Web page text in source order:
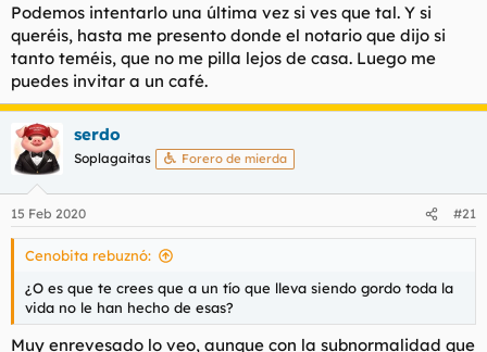
Podemos intentarlo una última vez si ves que tal. Y si
queréis, hasta me presento donde el notario que dijo si
tanto teméis, que no me pilla lejos de casa. Luego me
puedes invitar a un café.
serdo
Soplagaitas Forero de mierda
15 Feb 2020 #21
Cenobita rebuznó:
¿O es que te crees que a un tío que lleva siendo gordo toda la
vida no le han hecho de esas?
Muy enrevesado lo veo, aunque con la subnormalidad que